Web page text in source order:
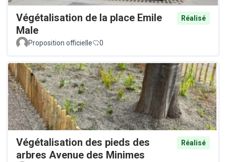
Végétalisation de la place Emile
Male
Réalisé
Proposition officielle 0
Végétalisation des pieds des
arbres Avenue des Minimes
Réalisé